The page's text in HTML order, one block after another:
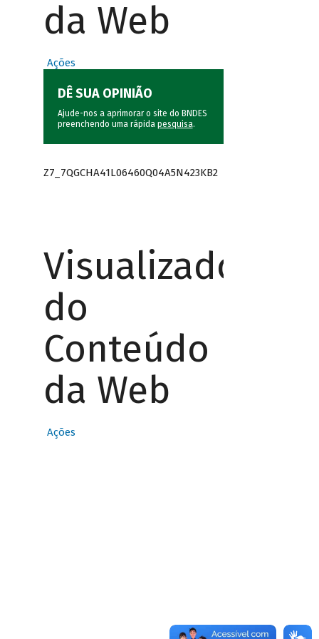
da Web
Ações
DÊ SUA OPINIÃO
Ajude-nos a aprimorar o site do BNDES
preenchendo uma rápida pesquisa.
Z7_7QGCHA41L06460Q04A5N423KB2
Visualizador
do
Conteúdo
da Web
Ações